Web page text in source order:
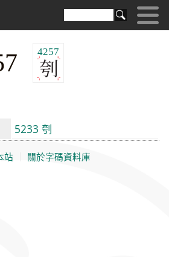
4257
5233 刳
站 關於字碼資料庫